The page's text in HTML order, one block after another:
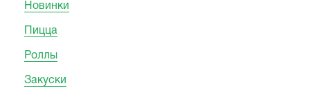
Новинки
Пицца
Роллы
Закуски